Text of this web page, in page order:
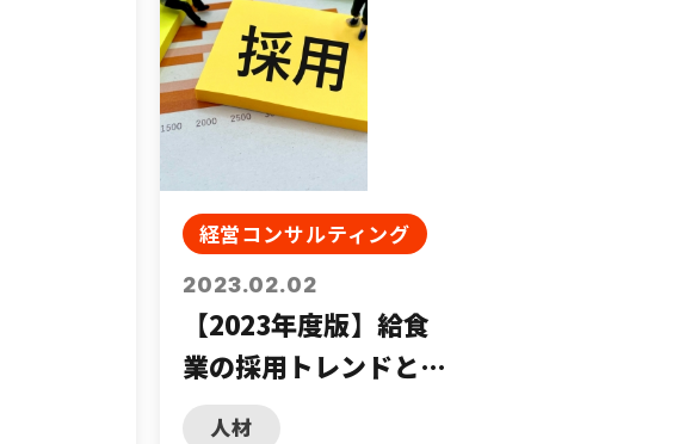
経営コンサルティング
2023.02.02
【2023年度版】給食
業の採用トレンドと経
営者がとるべき選択と
人材